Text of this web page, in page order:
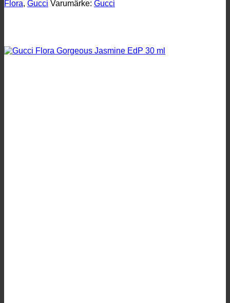
30
Flora, Gucci Varumärke: Gucci